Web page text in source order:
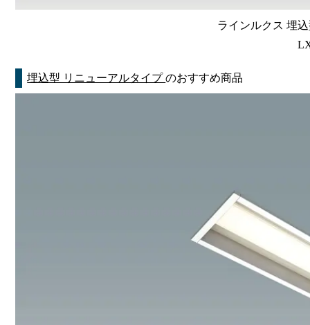
ラインルクス 埋
埋込型 リニューアルタイプのおすすめ商品